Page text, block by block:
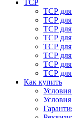
ТСР
ТСР для
ТСР для
ТСР для
ТСР для
ТСР для
ТСР
ТСР
ТСР для
Как купить